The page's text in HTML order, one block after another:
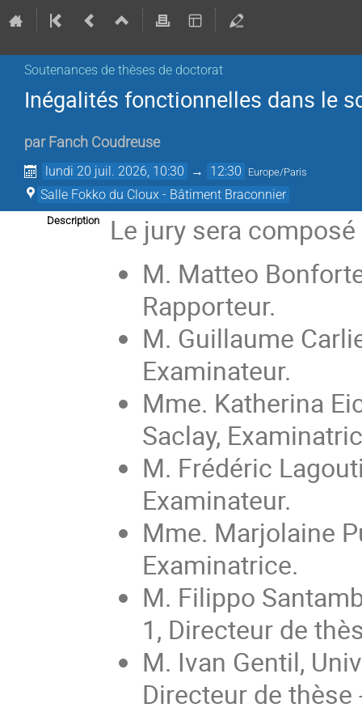
Soutenances de thèses de doctorat
Inégalités fonctionnelles dans le
par Fanch Coudreuse
lundi 20 juil. 2026, 10:30 → 12:30 Europe/Paris
Salle Fokko du Cloux - Bâtiment Braconnier
Description
Le jury sera composé
M. Matteo
Rapporteur.
M. Guillaume
Examinateur.
Mme. Katherina
Saclay,
M. Frédéric
Examinateur.
Mme. Marjolaine
Examinatrice.
M. Filippo
1, Directeur de
M. Ivan Gentil,
Directeur de thèse